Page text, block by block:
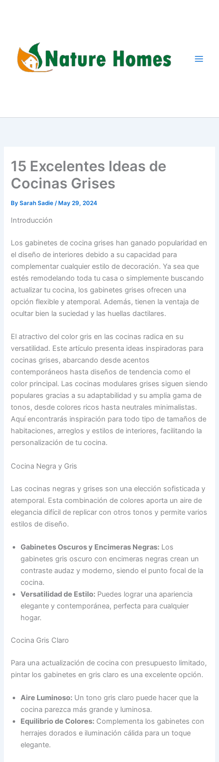
15 Excelentes Ideas de
Cocinas Grises
BySarah Sadie /May 29, 2024
Introducción
Los gabinetes de cocina grises han ganado popularidad en
el diseño de interiores debido a su capacidad para
complementar cualquier estilo de decoración. Ya sea que
estés remodelando toda tu casa o simplemente buscando
actualizar tu cocina, los gabinetes grises ofrecen una
opción flexible y atemporal. Además, tienen la ventaja de
ocultar bien la suciedad y las huellas dactilares.
El atractivo del color gris en las cocinas radica en su
versatilidad. Este artículo presenta ideas inspiradoras para
cocinas grises, abarcando desde acentos
contemporáneos hasta diseños de tendencia como el
color principal. Las cocinas modulares grises siguen siendo
populares gracias a su adaptabilidad y su amplia gama de
tonos, desde colores ricos hasta neutrales minimalistas.
Aquí encontrarás inspiración para todo tipo de tamaños de
habitaciones, arreglos y estilos de interiores, facilitando la
personalización de tu cocina.
Cocina Negra y Gris
Las cocinas negras y grises son una elección sofisticada y
atemporal. Esta combinación de colores aporta un aire de
elegancia difícil de replicar con otros tonos y permite varios
estilos de diseño.
Gabinetes Oscuros y Encimeras Negras: Los
gabinetes gris oscuro con encimeras negras crean un
contraste audaz y moderno, siendo el punto focal de la
cocina.
Versatilidad de Estilo: Puedes lograr una apariencia
elegante y contemporánea, perfecta para cualquier
hogar.
Cocina Gris Claro
Para una actualización de cocina con presupuesto limitado,
pintar los gabinetes en gris claro es una excelente opción.
Aire Luminoso: Un tono gris claro puede hacer que la
cocina parezca más grande y luminosa.
Equilibrio de Colores: Complementa los gabinetes con
herrajes dorados e iluminación cálida para un toque
elegante.